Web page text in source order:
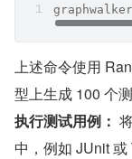
上述命令使用
型上生成 100 个
执行测试用例：
中，例如 JUnit